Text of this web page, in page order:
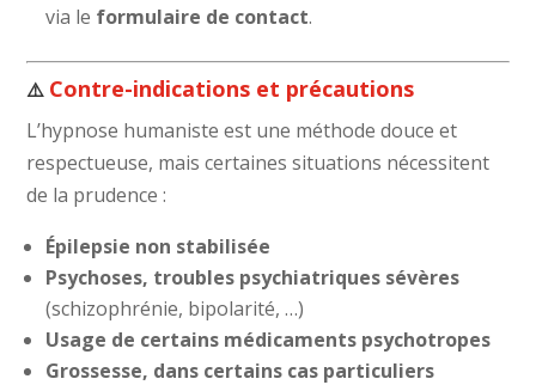
via le formulaire de contact.
⚠️ Contre-indications et précautions
L’hypnose humaniste est une méthode douce et
respectueuse, mais certaines situations nécessitent
de la prudence :
Épilepsie non stabilisée
Psychoses, troubles psychiatriques sévères
(schizophrénie, bipolarité, …)
Usage de certains médicaments psychotropes
Grossesse, dans certains cas particuliers